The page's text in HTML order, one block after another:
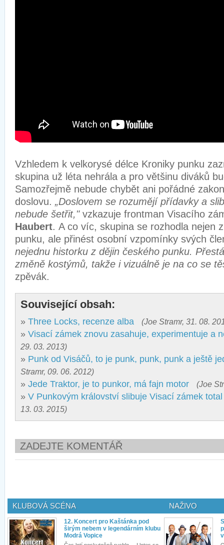
Vzhledem k velkorysé délce Kroniky punku
skupina už léta nehrála a pro většinu diváků
Samozřejmě nebude chybět ani pořádné
doslovu. „Doslovem se rozumějí přídavky a
nebude šetřit,"vzkazuje frontman Visacího
Haubert. A co víc, skupina se rozhodla nejen
punku, ale přinést osobní vzpomínky svých
nejednu historku z dějin českého punku.
změně kostýmů, takže i vizuálně je na co se
zpěvák.
Související obsah:
» Three Locks, recenze alba (Joe Stramr, 31. 08.
» Visací zámek znovu zasahuje, experimentuje a
29. 03. 2013)
» Punk od Visáčů, to je punk, punk, punk a ještě
Stramr, 09. 06. 2012)
» Jede Traktor, je to punkor, má fajn motor (Joe
» V Punkovým království slibuje Visací zámek
13. 03. 2015)
ZADEJTE KOMENTÁŘ
KLUBOVÁ SCÉNA
12. Koncert pro Kaštánka pod
širým nebem v legendárním klubu
Modrá Vopice
NAŽIVO